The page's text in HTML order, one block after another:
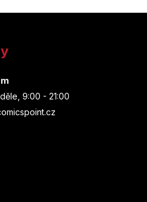
9:00 - 21:00